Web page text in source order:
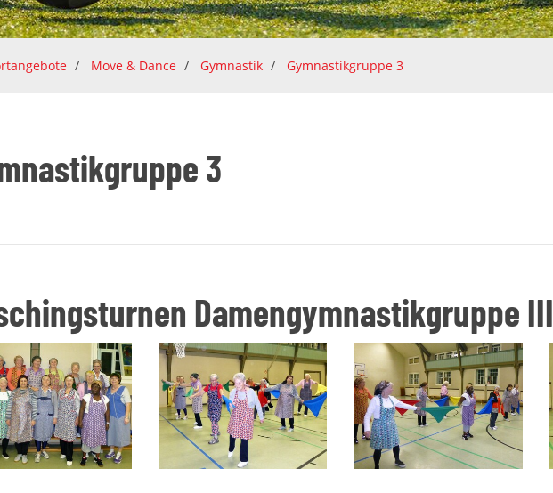
Move & Dance Gymnastik Gymnastikgruppe 3
3
Damengymnastikgruppe III